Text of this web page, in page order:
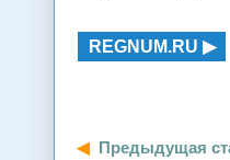
REGNUM.RU
Предыдущая